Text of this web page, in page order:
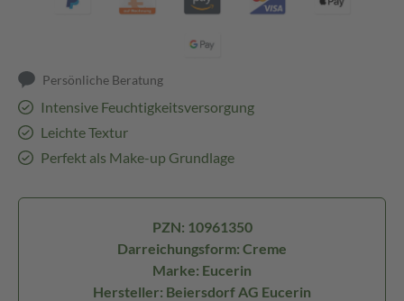
Persönliche Beratung
Intensive Feuchtigkeitsversorgung
Leichte Textur
Perfekt als Make-up Grundlage
PZN: 10961350
Darreichungsform: Creme
Marke: Eucerin
Hersteller: Beiersdorf AG Eucerin